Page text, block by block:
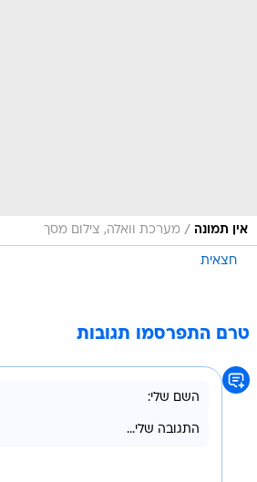
אין תמונה / מערכת וואלה, צילום מסך
חצאית
טרם התפרסמו תגובות